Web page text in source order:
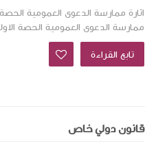
اثارة ممارسة الدعوى العمومية
ممارسة الدعوى العمومية الحصة
تابع القراءة
قانون دولي خاص